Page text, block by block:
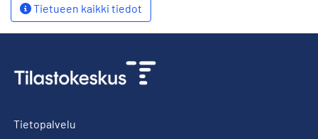
Tietueen kaikki tiedot
Tietopalvelu